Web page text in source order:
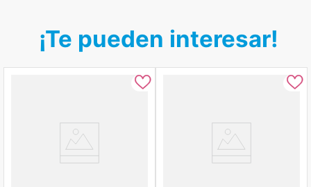
¡Te pueden interesar!